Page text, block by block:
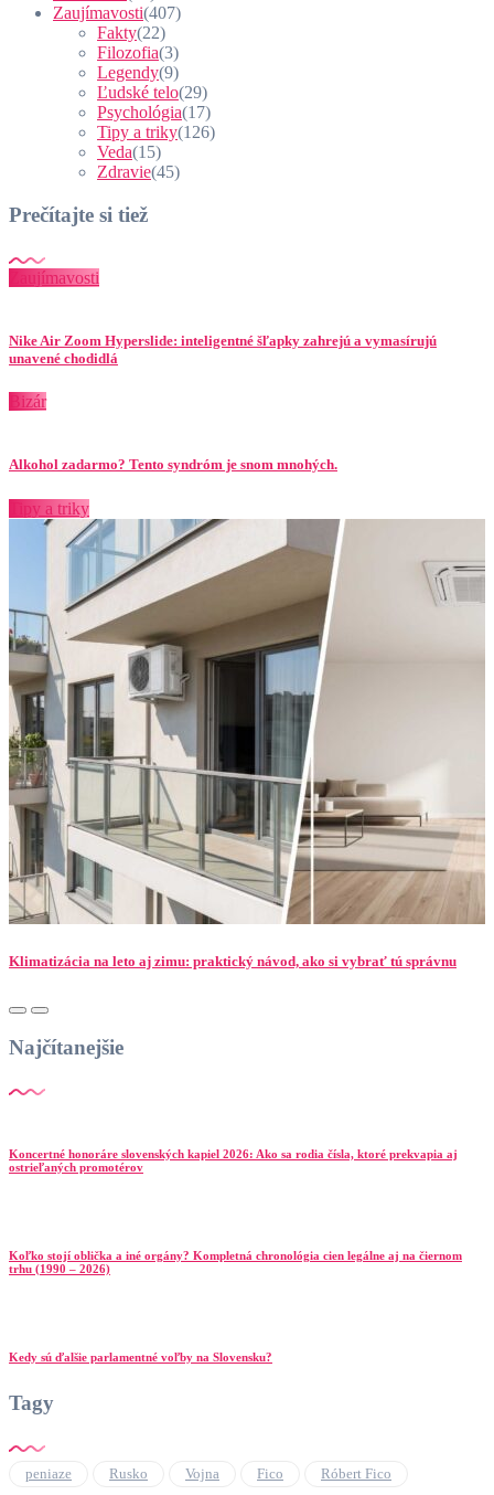
Zaujímavosti(407)
Fakty(22)
Filozofia(3)
Legendy(9)
Ľudské telo(29)
Psychológia(17)
Tipy a triky(126)
Veda(15)
Zdravie(45)
Prečítajte si tiež
Zaujímavosti
Nike Air Zoom Hyperslide: inteligentné šľapky zahrejú a vymasírujú
unavené chodidlá
Bizár
Alkohol zadarmo? Tento syndróm je snom mnohých.
Tipy a triky
Klimatizácia na leto aj zimu: praktický návod, ako si vybrať tú správnu
Najčítanejšie
Koncertné honoráre slovenských kapiel 2026: Ako sa rodia čísla, ktoré prekvapia aj
ostrieľaných promotérov
Koľko stojí oblička a iné orgány? Kompletná chronológia cien legálne aj na čiernom
trhu (1990 – 2026)
Kedy sú ďalšie parlamentné voľby na Slovensku?
Tagy
peniaze Rusko Vojna Fico Róbert Fico